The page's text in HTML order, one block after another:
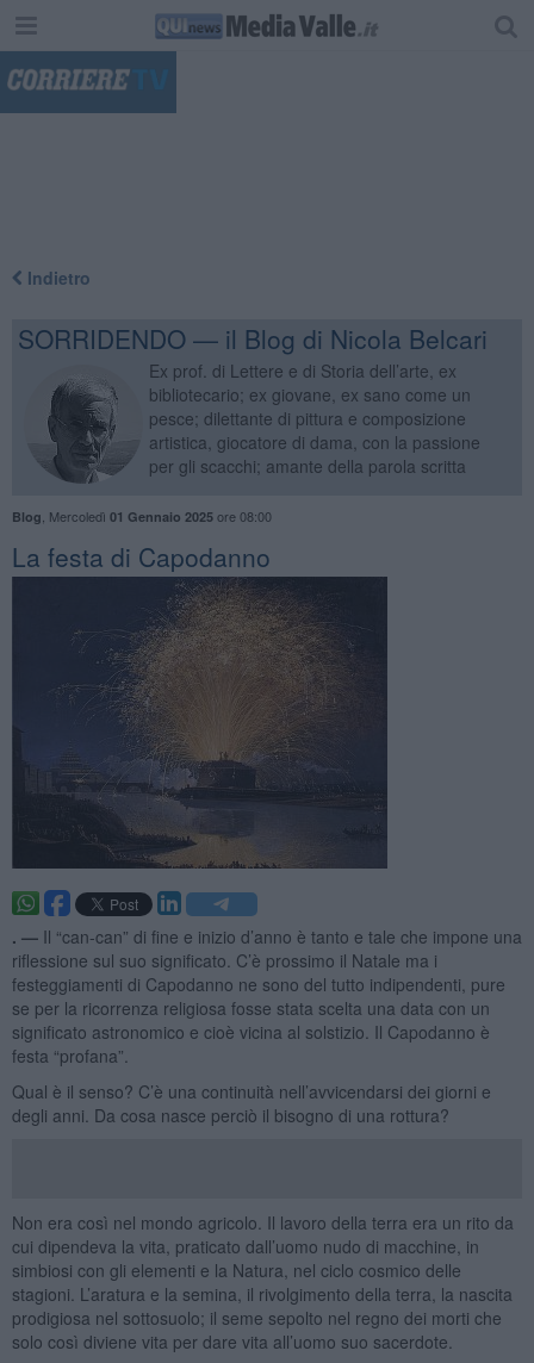
Indietro
SORRIDENDO — il Blog di Nicola Belcari
Ex prof. di Lettere e di Storia dell’arte, ex
bibliotecario; ex giovane, ex sano come un
pesce; dilettante di pittura e composizione
artistica, giocatore di dama, con la passione
per gli scacchi; amante della parola scritta
Blog Mercoledì 01 Gennaio 2025ore 08:00
La festa di Capodanno
. — Il “can-can” di fine e inizio d’anno è tanto e tale che impone una
riflessione sul suo significato. C’è prossimo il Natale ma i
festeggiamenti di Capodanno ne sono del tutto indipendenti, pure
se per la ricorrenza religiosa fosse stata scelta una data con un
significato astronomico e cioè vicina al solstizio. Il Capodanno è
festa “profana”.
Qual è il senso? C’è una continuità nell’avvicendarsi dei giorni e
degli anni. Da cosa nasce perciò il bisogno di una rottura?
Non era così nel mondo agricolo. Il lavoro della terra era un rito da
cui dipendeva la vita, praticato dall’uomo nudo di macchine, in
simbiosi con gli elementi e la Natura, nel ciclo cosmico delle
stagioni. L’aratura e la semina, il rivolgimento della terra, la nascita
prodigiosa nel sottosuolo; il seme sepolto nel regno dei morti che
solo così diviene vita per dare vita all’uomo suo sacerdote.